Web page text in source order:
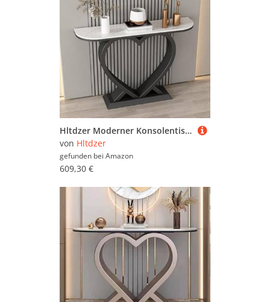
Hltdzer Moderner Konsolentisch aus Eisen mit herzförmigem Fuß und Antik-Finish, langes Regal, Wandregal, Flurtisch, Podest, Verandaschrank(A,80 * 30 * 80cm/31.5 * 11.8 * 31.5in)
von Hltdzer
gefunden bei Amazon
609,30 €